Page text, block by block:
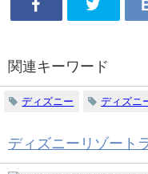
関連キーワード
ディズニー ディズニ
ディズニーリゾート